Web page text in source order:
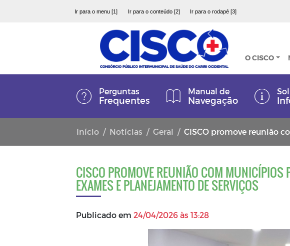
Ir para o menu [1] Ir para o conteúdo [2] Ir para o rodapé [3]
O CISCO
Perguntas
Frequentes
Manual de
Navegação
Início Notícias Geral CISCO promove reunião
CISCO PROMOVE REUNIÃO COM MUNICÍPIOS
EXAMES E PLANEJAMENTO DE SERVIÇOS
Publicado em 24/04/2026 às 13:28